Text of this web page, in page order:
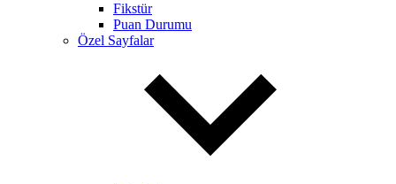
Fikstür
Puan Durumu
Özel Sayfalar